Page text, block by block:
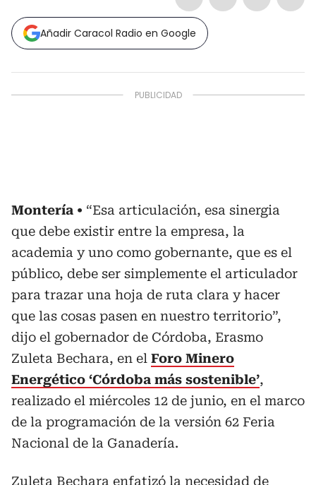
Añadir Caracol Radio en Google
Montería
“Esa articulación, esa sinergia
que debe existir entre la empresa, la
academia y uno como gobernante, que es el
público, debe ser simplemente el articulador
para trazar una hoja de ruta clara y hacer
que las cosas pasen en nuestro territorio”,
dijo el gobernador de Córdoba, Erasmo
Zuleta Bechara, en el Foro Minero
Energético ‘Córdoba más sostenible’,
realizado el miércoles 12 de junio, en el marco
de la programación de la versión 62 Feria
Nacional de la Ganadería.
Zuleta Bechara enfatizó la necesidad de